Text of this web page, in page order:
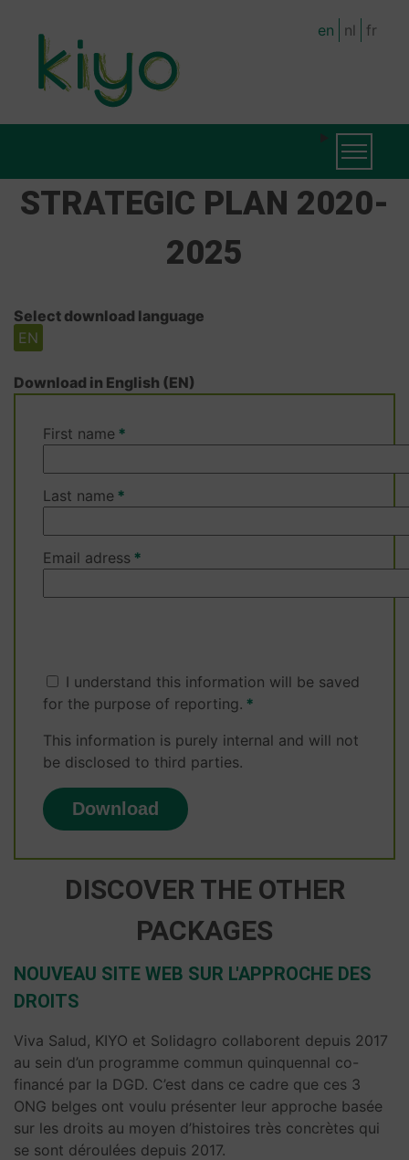
content
en nl fr
NAVIGATION
Toggle
STRATEGIC PLAN 2020-
2025
Select download language
EN
Download in English (EN)
First name
Last name
Email adress
I understand this information will be saved
for the purpose of reporting.
This information is purely internal and will not
be disclosed to third parties.
DISCOVER THE OTHER
PACKAGES
NOUVEAU SITE WEB SUR L'APPROCHE DES
DROITS
Viva Salud, KIYO et Solidagro collaborent depuis 2017
au sein d’un programme commun quinquennal co-
financé par la DGD. C’est dans ce cadre que ces 3
ONG belges ont voulu présenter leur approche basée
sur les droits au moyen d’histoires très concrètes qui
se sont déroulées depuis 2017.